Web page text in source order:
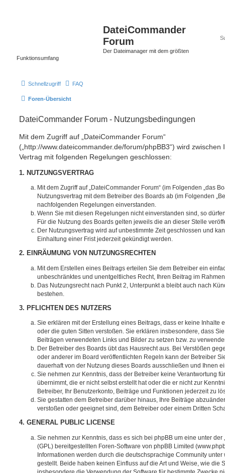
DateiCommander
Forum
Der Dateimanager mit dem größten
Funktionsumfang
Schnellzugriff FAQ
Foren-Übersicht
DateiCommander Forum - Nutzungsbedingungen
Mit dem Zugriff auf „DateiCommander Forum“
(„http://www.dateicommander.de/forum/phpBB3“) wird
Vertrag mit folgenden Regelungen geschlossen:
1. NUTZUNGSVERTRAG
Mit dem Zugriff auf „DateiCommander Forum“ (im Folgenden „das
Nutzungsvertrag mit dem Betreiber des Boards ab (im Folgenden
nachfolgenden Regelungen einverstanden.
Wenn Sie mit diesen Regelungen nicht einverstanden sind, so
Für die Nutzung des Boards gelten jeweils die an dieser Stelle
Der Nutzungsvertrag wird auf unbestimmte Zeit geschlossen und
Einhaltung einer Frist jederzeit gekündigt werden.
2. EINRÄUMUNG VON NUTZUNGSRECHTEN
Mit dem Erstellen eines Beitrags erteilen Sie dem Betreiber ein
unbeschränktes und unentgeltliches Recht, Ihren Beitrag im
Das Nutzungsrecht nach Punkt 2, Unterpunkt a bleibt auch nach
bestehen.
3. PFLICHTEN DES NUTZERS
Sie erklären mit der Erstellung eines Beitrags, dass er keine Inhalte
oder die guten Sitten verstoßen. Sie erklären insbesondere, dass
Beiträgen verwendeten Links und Bilder zu setzen bzw. zu
Der Betreiber des Boards übt das Hausrecht aus. Bei Verstößen
oder anderer im Board veröffentlichten Regeln kann der Betreiber
dauerhaft von der Nutzung dieses Boards ausschließen und Ihnen
Sie nehmen zur Kenntnis, dass der Betreiber keine Verantwortung
übernimmt, die er nicht selbst erstellt hat oder die er nicht zur
Betreiber, Ihr Benutzerkonto, Beiträge und Funktionen jederzeit zu
Sie gestatten dem Betreiber darüber hinaus, Ihre Beiträge
verstoßen oder geeignet sind, dem Betreiber oder einem Dritten
4. GENERAL PUBLIC LICENSE
Sie nehmen zur Kenntnis, dass es sich bei phpBB um eine unter der
(GPL) bereitgestellten Foren-Software von phpBB Limited
Informationen werden durch die deutschsprachige Community unter
gestellt. Beide haben keinen Einfluss auf die Art und Weise, wie die